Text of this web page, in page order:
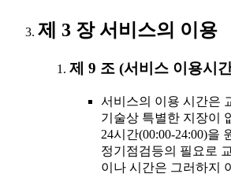
제 3 장 서비스의 이용
제 9 조 (서비스 이용시
서비스의 이용 시간은
기술상 특별한 지장이
24시간(00:00-24:00)을
정기점검등의 필요로
이나 시간은 그러하지